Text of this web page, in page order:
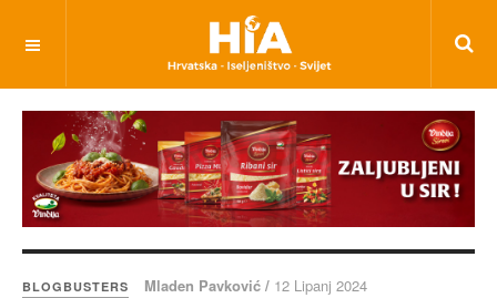
BLOGBUSTERS Mladen Pavković / 12 Lipanj 2024